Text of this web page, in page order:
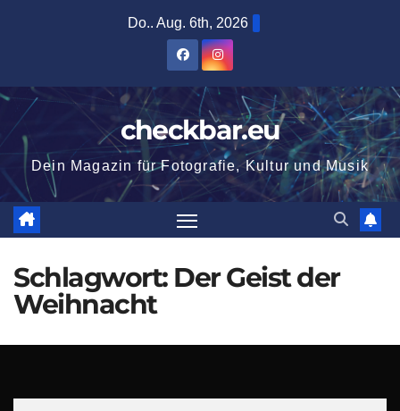
Do.. Aug. 6th, 2026
checkbar.eu
Dein Magazin für Fotografie, Kultur und Musik
Schlagwort: Der Geist der
Weihnacht